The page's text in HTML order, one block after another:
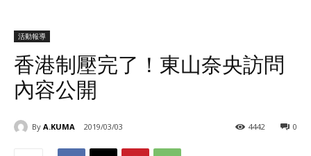
活動報導
香港制壓完了！東山奈央訪問
內容公開
By A.KUMA 2019/03/03 0
4442